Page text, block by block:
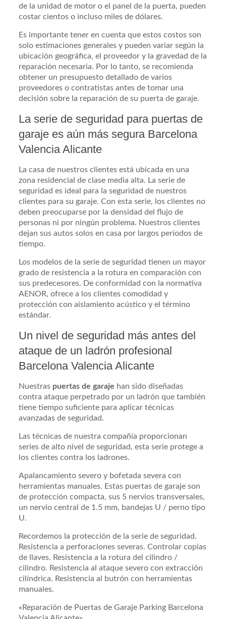
de la unidad de motor o el panel de la puerta, pueden
costar cientos o incluso miles de dólares.
Es importante tener en cuenta que estos costos son
solo estimaciones generales y pueden variar según la
ubicación geográfica, el proveedor y la gravedad de la
reparación necesaria. Por lo tanto, se recomienda
obtener un presupuesto detallado de varios
proveedores o contratistas antes de tomar una
decisión sobre la reparación de su puerta de garaje.
La serie de seguridad para puertas de
garaje es aún más segura Barcelona
Valencia Alicante
La casa de nuestros clientes está ubicada en una
zona residencial de clase media alta. La serie de
seguridad es ideal para la seguridad de nuestros
clientes para su garaje. Con esta serie, los clientes no
deben preocuparse por la densidad del flujo de
personas ni por ningún problema. Nuestros clientes
dejan sus autos solos en casa por largos períodos de
tiempo.
Los modelos de la serie de seguridad tienen un mayor
grado de resistencia a la rotura en comparación con
sus predecesores. De conformidad con la normativa
AENOR, ofrece a los clientes comodidad y
protección con aislamiento acústico y el término
estándar.
Un nivel de seguridad más antes del
ataque de un ladrón profesional
Barcelona Valencia Alicante
Nuestras puertas de garaje han sido diseñadas
contra ataque perpetrado por un ladrón que también
tiene tiempo suficiente para aplicar técnicas
avanzadas de seguridad.
Las técnicas de nuestra compañía proporcionan
series de alto nivel de seguridad, esta serie protege a
los clientes contra los ladrones.
Apalancamiento severo y bofetada severa con
herramientas manuales. Estas puertas de garaje son
de protección compacta, sus 5 nervios transversales,
un nervio central de 1.5 mm, bandejas U / perno tipo
U.
Recordemos la protección de la serie de seguridad.
Resistencia a perforaciones severas. Controlar copias
de llaves. Resistencia a la rotura del cilindro /
cilindro. Resistencia al ataque severo con extracción
cilíndrica. Resistencia al butrón con herramientas
manuales.
«Reparación de Puertas de Garaje Parking Barcelona